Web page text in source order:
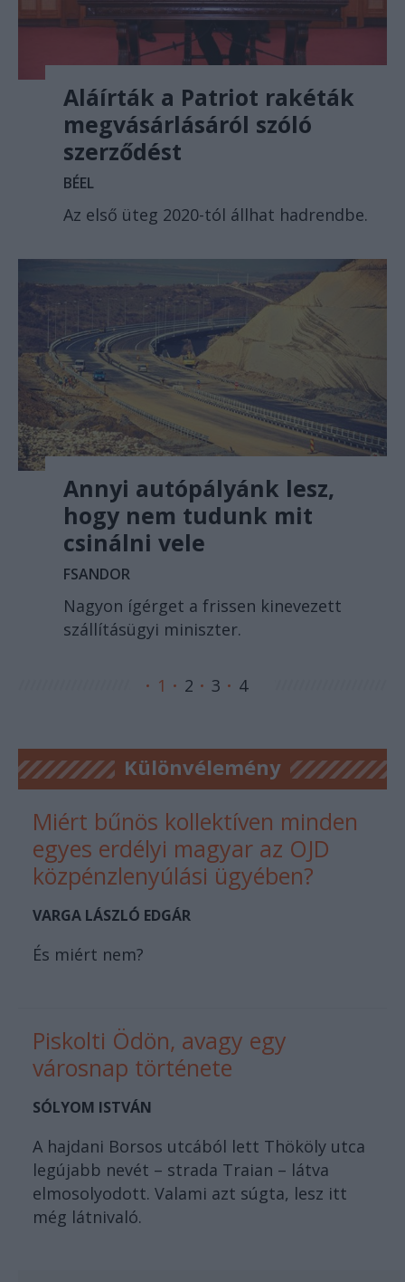
Aláírták a Patriot rakéták
megvásárlásáról szóló
szerződést
BÉEL
Az első üteg 2020-tól állhat hadrendbe.
Annyi autópályánk lesz,
hogy nem tudunk mit
csinálni vele
FSANDOR
Nagyon ígérget a frissen kinevezett
szállításügyi miniszter.
1 2 3 4
Különvélemény
Miért bűnös kollektíven minden
egyes erdélyi magyar az OJD
közpénzlenyúlási ügyében?
VARGA LÁSZLÓ EDGÁR
És miért nem?
Piskolti Ödön, avagy egy
városnap története
SÓLYOM ISTVÁN
A hajdani Borsos utcából lett Thököly utca
legújabb nevét – strada Traian – látva
elmosolyodott. Valami azt súgta, lesz itt
még látnivaló.